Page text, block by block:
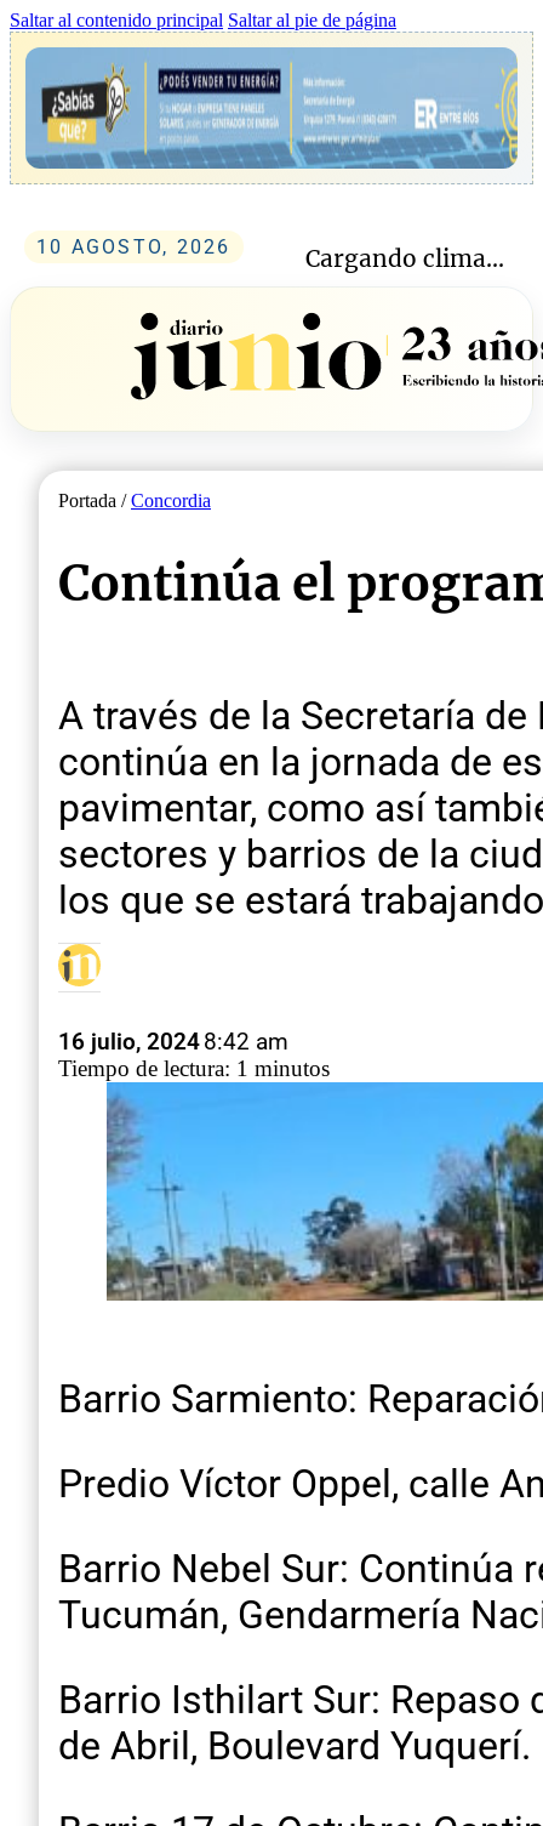
Saltar al contenido principal Saltar al pie de página
10 AGOSTO, 2026 Cargando clima...
Portada /Concordia
Continúa el
A través de la Secretaría
continúa en la jornada de
pavimentar, como así
sectores y barrios de la
los que se estará
16 julio, 20248:42 am
Tiempo de lectura: 1 minutos
Barrio Sarmiento:
Predio Víctor Oppel, calle
Barrio Nebel Sur: Continúa
Tucumán, Gendarmería
Barrio Isthilart Sur: Repaso
de Abril, Boulevard Yuquerí.